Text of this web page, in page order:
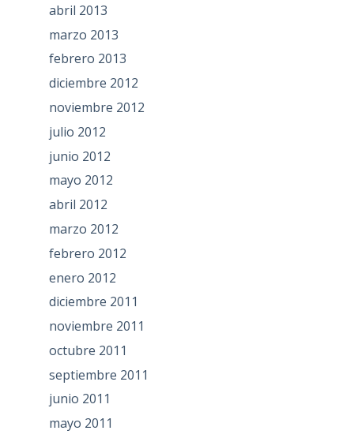
abril 2013
marzo 2013
febrero 2013
diciembre 2012
noviembre 2012
julio 2012
junio 2012
mayo 2012
abril 2012
marzo 2012
febrero 2012
enero 2012
diciembre 2011
noviembre 2011
octubre 2011
septiembre 2011
junio 2011
mayo 2011